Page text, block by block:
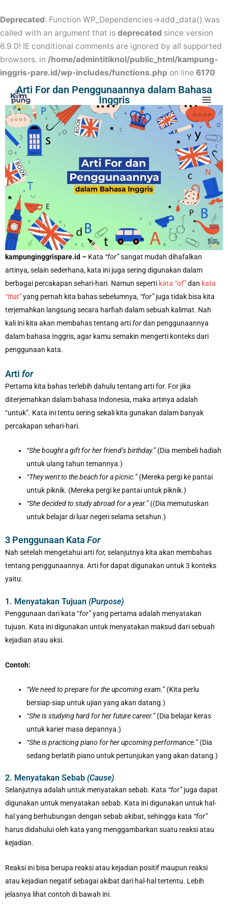
Deprecated: Function WP_Dependencies->add_data() was
called with an argument that is deprecated since version
6.9.0! IE conditional comments are ignored by all supported
browsers. in /home/admintitiknol/public_html/kampung-
inggris-pare.id/wp-includes/functions.php on line 6170
to
content
Arti For dan Penggunaannya dalam Bahasa
Inggris
kampunginggrispare.id – Kata “for”sangat mudah dihafalkan
artinya, selain sederhana, kata ini juga sering digunakan dalam
berbagai percakapan sehari-hari. Namun seperti kata “of”dan kata
“that”yang pernah kita bahas sebelumnya, “for”juga tidak bisa kita
terjemahkan langsung secara harfiah dalam sebuah kalimat. Nah
kali ini kita akan membahas tentang artifordan penggunaannya
dalam bahasa Inggris, agar kamu semakin mengerti konteks dari
penggunaan kata.
Arti for
Pertama kita bahas terlebih dahulu tentang arti for. For jika
diterjemahkan dalam bahasa Indonesia, maka artinya adalah
“untuk”. Kata ini tentu sering sekali kita gunakan dalam banyak
percakapan sehari-hari.
“She bought a gift for her friend’s birthday.”(Dia membeli hadiah
untuk ulang tahun temannya.)
“They went to the beach for a picnic.”(Mereka pergi ke pantai
untuk piknik. (Mereka pergi ke pantai untuk piknik.)
“She decided to study abroad for a year.”((Dia memutuskan
untuk belajar di luar negeri selama setahun.)
3 Penggunaan Kata For
Nah setelah mengetahui artifor, selanjutnya kita akan membahas
tentang penggunaannya. Arti for dapat digunakan untuk 3 konteks
yaitu:
1. Menyatakan Tujuan (Purpose)
Penggunaan dari kata “for”yang pertama adalah menyatakan
tujuan. Kata ini digunakan untuk menyatakan maksud dari sebuah
kejadian atau aksi.
Contoh:
“We need to prepare for the upcoming exam.”(Kita perlu
bersiap-siap untuk ujian yang akan datang.)
“She is studying hard for her future career.”(Dia belajar keras
untuk karier masa depannya.)
“She is practicing piano for her upcoming performance.”(Dia
sedang berlatih piano untuk pertunjukan yang akan datang.)
2. Menyatakan Sebab (Cause)
Selanjutnya adalah untuk menyatakan sebab. Kata “for”juga dapat
digunakan untuk menyatakan sebab. Kata ini digunakan untuk hal-
hal yang berhubungan dengan sebab akibat, sehingga kata “for”
harus didahului oleh kata yang menggambarkan suatu reaksi atau
kejadian.
Reaksi ini bisa berupa reaksi atau kejadian positif maupun reaksi
atau kejadian negatif sebagai akibat dari hal-hal tertentu. Lebih
jelasnya lihat contoh di bawah ini.